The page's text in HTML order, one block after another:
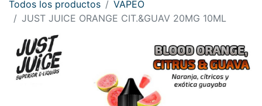
Todos los productos
VAPEO
JUST JUICE ORANGE CIT.&GUAV 20MG 10ML